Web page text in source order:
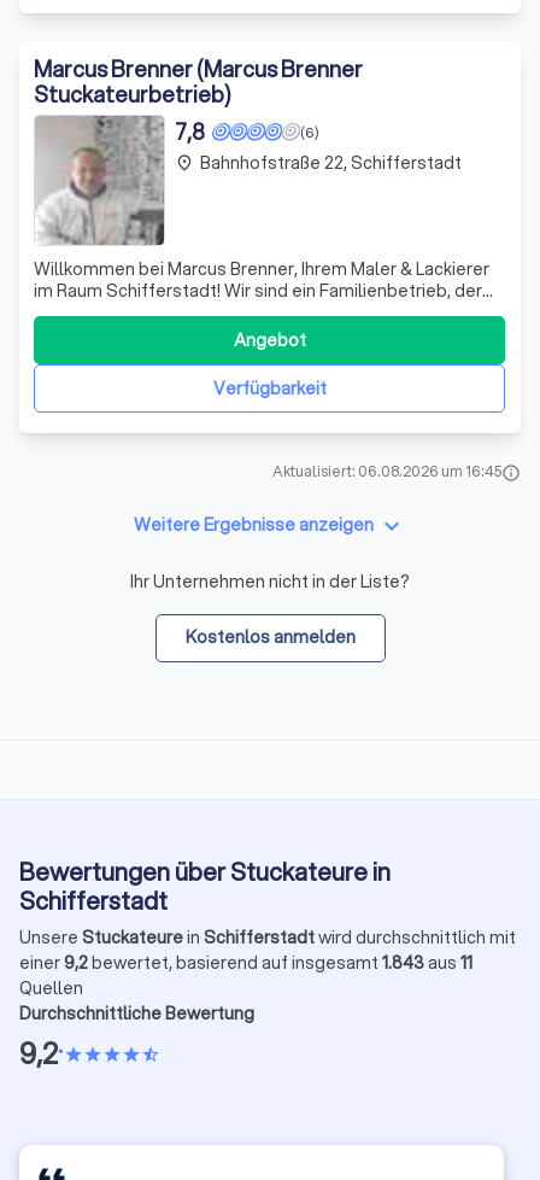
Marcus Brenner (Marcus Brenner
Stuckateurbetrieb)
(6)
7,8
Willkommen bei Marcus Brenner, Ihrem Maler & Lackierer
im Raum Schifferstadt! Wir sind ein Familienbetrieb, der
sich seit seiner Gründung im Jahr 2003 stetig
weiterentwickelt hat und in der schönen Vorderpfalz fest
etabliert ist. Unser Team besteht aus Marcus Brenner,
seinem Sohn Marcel Brenner, Cri
Verfügbarkeit
Angebot
place Bahnhofstraße 22, Schifferstadt
Aktualisiert: 06.08.2026 um 16:45info
Weitere Ergebnisse anzeigen keyboard_arrow_down
Ihr Unternehmen nicht in der Liste?
Kostenlos anmelden
Bewertungen über Stuckateure in
Schifferstadt
Unsere Stuckateurein Schifferstadtwird durchschnittlich mit
einer9,2bewertet, basierend auf insgesamt 1.843aus 11
Quellen
Durchschnittliche Bewertung
9,2•starstarstarstarstar_half